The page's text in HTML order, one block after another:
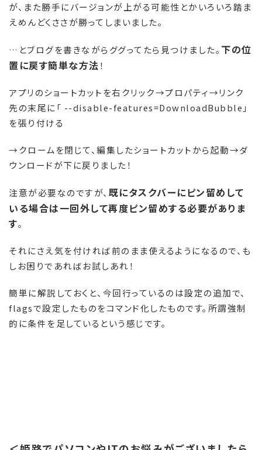
が、また勝手にバージョンが上がる可能性とかいろいろ踏ま
えめんどくささが勝ってしまいました。
…とブログを書きながらググってたら見つけました。 下の位
置に戻す簡単な方法！
アプリのショートカットを右クリック→プロパティ→リンク
先の末尾に「 --disable-features=DownloadBubble」
を張り付ける
→クロームを閉じて、編集したショートカットから起動→ダ
ウンロードが下に戻りました！
注意が必要なのですが、 既にタスクバーにピン留めして
いる場合は一回外して再度ピン留めする必要がありま
す。
それにさえ気を付ければ前のまま使えるようになるので、も
しお困りであればお試しあれ！
簡単に解説しておくと、今回行っているのは設定の追加で、
flagsで設定したものをコマンド化したものです。所謂強制
的に条件を足しているという感じです。